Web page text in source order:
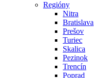
Regióny
Nitra
Bratislava
Prešov
Turiec
Skalica
Pezinok
Trencín
Poprad